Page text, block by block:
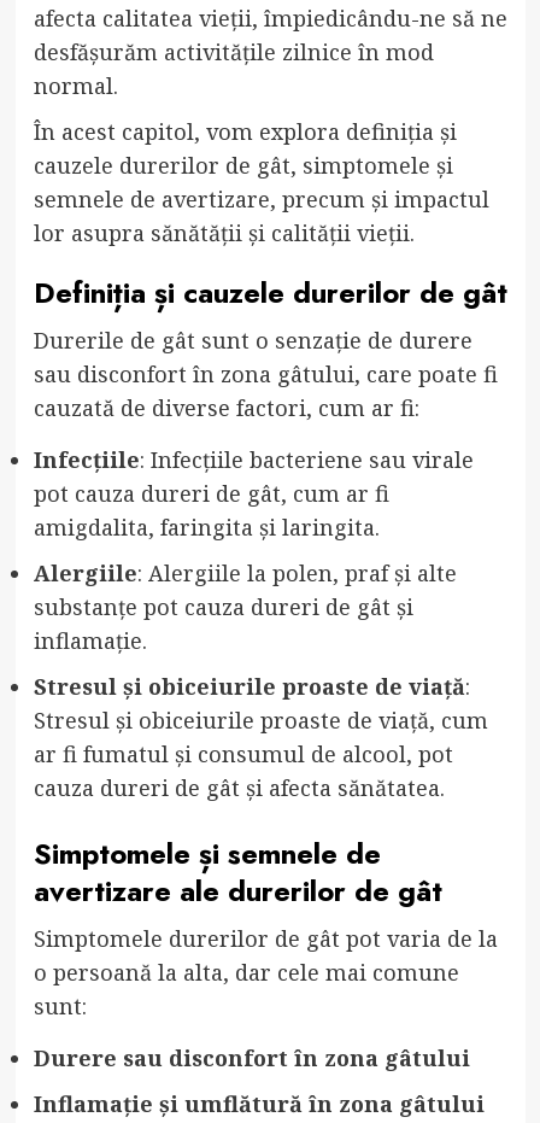
afecta calitatea vieții, împiedicându-ne să ne
desfășurăm activitățile zilnice în mod
normal.
În acest capitol, vom explora definiția și
cauzele durerilor de gât, simptomele și
semnele de avertizare, precum și impactul
lor asupra sănătății și calității vieții.
Definiția și cauzele durerilor de gât
Durerile de gât sunt o senzație de durere
sau disconfort în zona gâtului, care poate fi
cauzată de diverse factori, cum ar fi:
Infecțiile: Infecțiile bacteriene sau virale
pot cauza dureri de gât, cum ar fi
amigdalita, faringita și laringita.
Alergiile: Alergiile la polen, praf și alte
substanțe pot cauza dureri de gât și
inflamație.
Stresul și obiceiurile proaste de viață:
Stresul și obiceiurile proaste de viață, cum
ar fi fumatul și consumul de alcool, pot
cauza dureri de gât și afecta sănătatea.
Simptomele și semnele de
avertizare ale durerilor de gât
Simptomele durerilor de gât pot varia de la
o persoană la alta, dar cele mai comune
sunt:
Durere sau disconfort în zona gâtului
Inflamație și umflătură în zona gâtului